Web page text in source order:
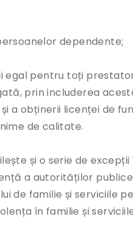
dependente;
pentru toți
prin includerea
a obținerii licenței de
de calitate.
și o serie de
a autorităților
de familie și serviciile
în familie și